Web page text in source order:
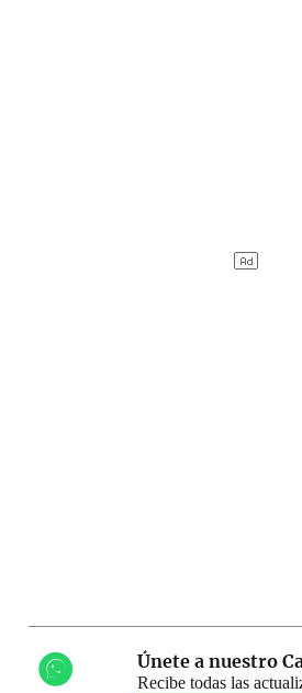
Únete a nuestro
Recibe todas las